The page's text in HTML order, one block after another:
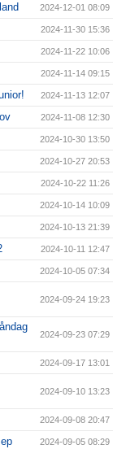
2024-12-01 08:09
2024-11-30 15:36
2024-11-22 10:06
2024-11-14 09:15
2024-11-13 12:07
2024-11-08 12:30
2024-10-30 13:50
2024-10-27 20:53
2024-10-22 11:26
2024-10-14 10:09
2024-10-13 21:39
2024-10-11 12:47
2024-10-05 07:34
2024-09-24 19:23
2024-09-23 07:29
2024-09-17 13:01
2024-09-10 13:23
2024-09-08 20:47
2024-09-05 08:29